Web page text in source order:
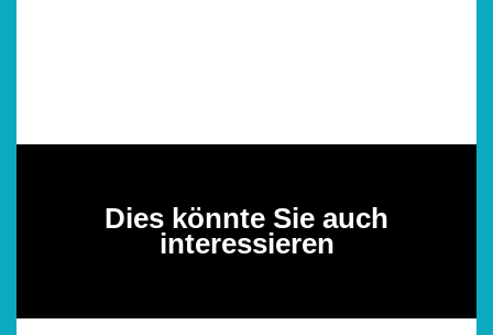
Dies könnte Sie auch
interessieren